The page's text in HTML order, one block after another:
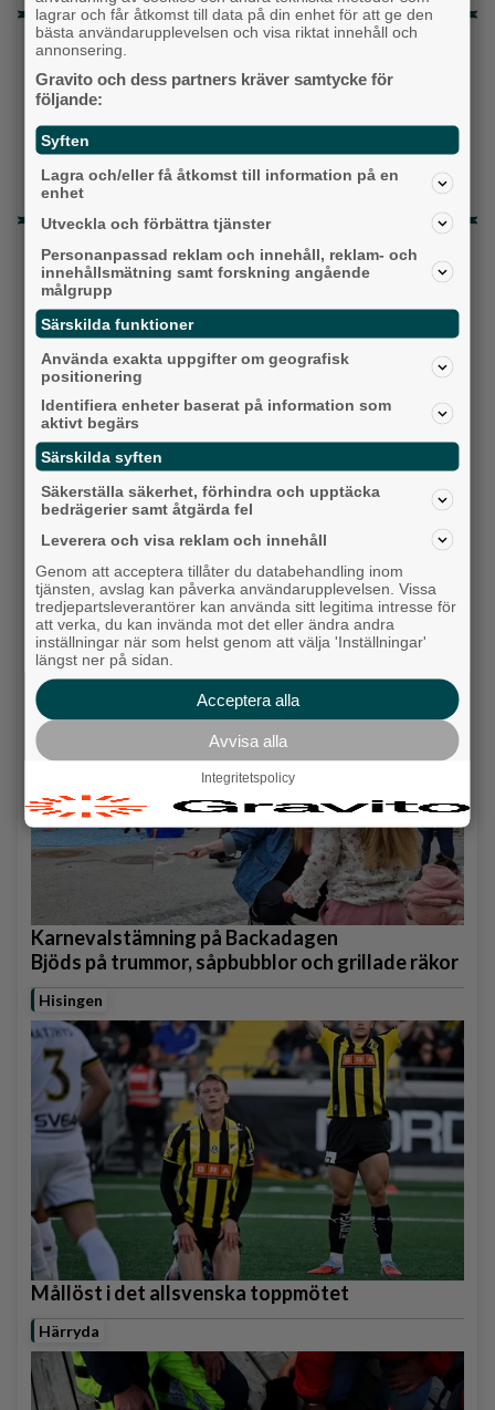
Topp tre denna veckan
Fastighetsägarna vill ha ny hyresmodell –
Hyresgästföreningen kritiska
Då börjar tågen rulla igen: ”Vi ligger bra i fas”
Ny pastor i Equmeniakyrkan Långared
Senaste artiklarna
Alingsås
Krögarnas kamp när tågen står stilla: "Vi
försöker bara överleva”
Backa/Kärra
Karnevalstämning på Backadagen
Bjöds på trummor, såpbubblor och grillade räkor
Hisingen
Mållöst i det allsvenska toppmötet
Härryda
lagrar och får åtkomst till data på din enhet för att ge den
bästa användarupplevelsen och visa riktat innehåll och
annonsering.
Gravito och dess partners kräver samtycke för
följande:
Syften
Lagra och/eller få åtkomst till information på en
enhet
Utveckla och förbättra tjänster
Personanpassad reklam och innehåll, reklam- och
innehållsmätning samt forskning angående
målgrupp
Särskilda funktioner
Använda exakta uppgifter om geografisk
positionering
Identifiera enheter baserat på information som
aktivt begärs
Särskilda syften
Säkerställa säkerhet, förhindra och upptäcka
bedrägerier samt åtgärda fel
Leverera och visa reklam och innehåll
Genom att acceptera tillåter du databehandling inom
tjänsten, avslag kan påverka användarupplevelsen. Vissa
tredjepartsleverantörer kan använda sitt legitima intresse för
att verka, du kan invända mot det eller ändra andra
inställningar när som helst genom att välja 'Inställningar'
längst ner på sidan.
Acceptera alla
Avvisa alla
Integritetspolicy